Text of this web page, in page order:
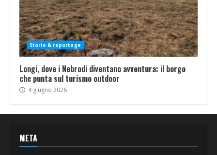
Storie & reportage
Longi, dove i Nebrodi diventano avventura: il borgo
che punta sul turismo outdoor
4 giugno 2026
META